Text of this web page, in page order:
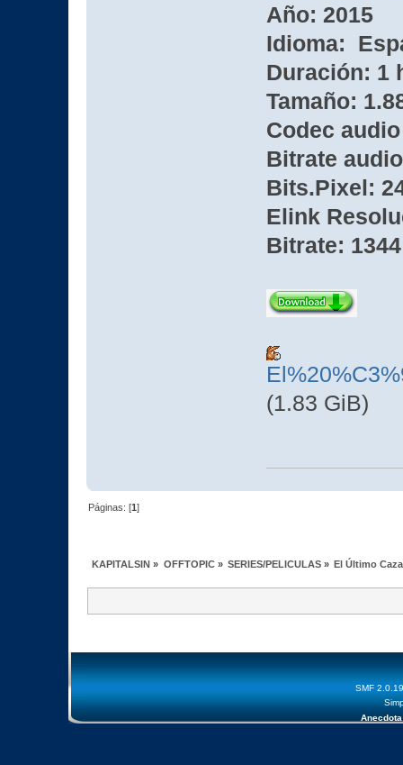
Año: 2015
Idioma:
Duración: 1
Tamaño:
Codec
Bitrate
Bits.Pixel:
Elink
Bitrate: 1344
(1.83 GiB)
Páginas: [1]
KAPITALSIN » OFFTOPIC» SERIES/PELICULAS» El Último
SMF 2.0.19
Anecdota